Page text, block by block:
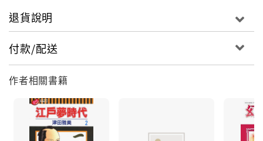
退貨說明
付款/配送
作者相關書籍